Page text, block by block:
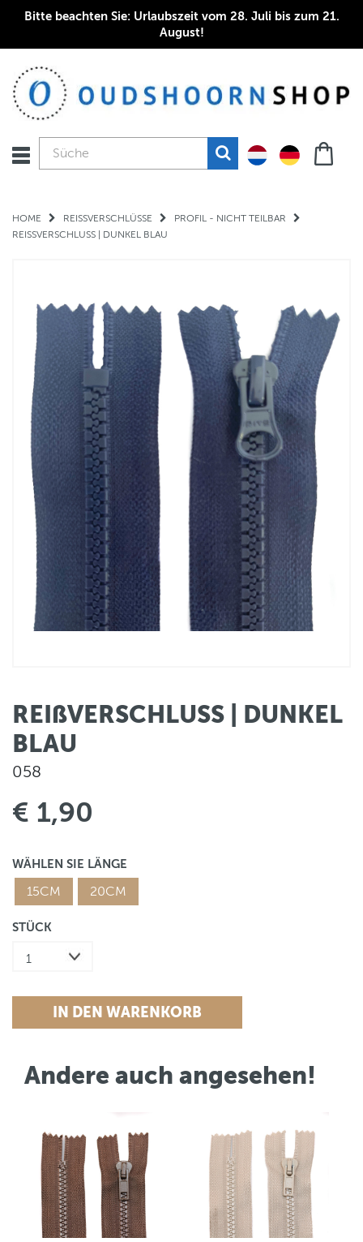
Bitte beachten Sie: Urlaubszeit vom 28. Juli bis zum 21.
August!
HOME REISSVERSCHLÜSSE
PROFIL - NICHT TEILBAR
REISSVERSCHLUSS | DUNKEL BLAU
REIßVERSCHLUSS | DUNKEL
BLAU
058
€ 1,90
WÄHLEN SIE LÄNGE
15CM 20CM
STÜCK
Andere auch angesehen!